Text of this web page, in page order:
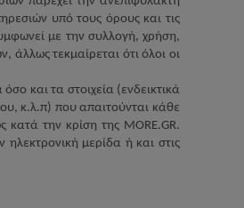
υπό τους όρους και τις
με την συλλογή, χρήση,
τεκμαίρεται ότι όλοι οι
και τα στοιχεία (ενδεικτικά
κ.λ.π) που απαιτούνται κάθε
κατά την κρίση της MORE.GR.
μερίδα ή και στις